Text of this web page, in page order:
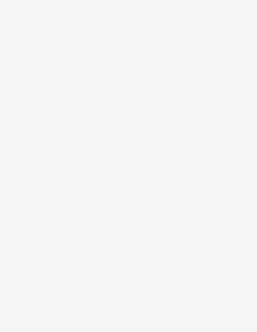
Nếu không được điều trị kịp
phải. Do đó, khi xuất hiện
triệu chứng như buồn nôn,
Muốn xác định đúng nguyên